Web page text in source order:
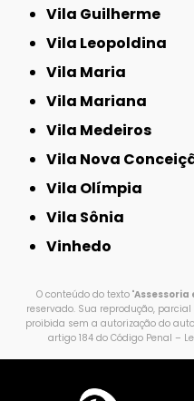
Vila Guilherme
Vila Leopoldina
Vila Maria
Vila Mariana
Vila Medeiros
Vila Nova
Vila Olímpia
Vila Sônia
Vinhedo
O conteúdo do texto "Assessoria
reservado. Sua reprodução,
proibida sem a autorização do
artigo 184 do Código Penal –